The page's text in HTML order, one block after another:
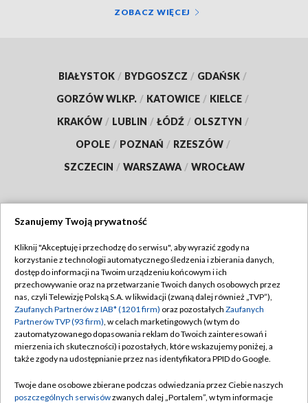
ZOBACZ WIĘCEJ
BIAŁYSTOK / BYDGOSZCZ / GDAŃSK /
GORZÓW WLKP. / KATOWICE / KIELCE /
KRAKÓW / LUBLIN / ŁÓDŹ / OLSZTYN /
OPOLE / POZNAŃ / RZESZÓW /
SZCZECIN / WARSZAWA / WROCŁAW
TVP
Abonament TVP
Emisja w TVP
Centrum informacji TVP
Naziemna Telewizja Cyfrowa
Rada Programowa
Regulamin TVP
Polityka prywatności
Moje zgody
Pomoc
Kontakt
Szanujemy Twoją prywatność
Kliknij "Akceptuję i przechodzę do serwisu", aby wyrazić zgody na
korzystanie z technologii automatycznego śledzenia i zbierania danych,
dostęp do informacji na Twoim urządzeniu końcowym i ich
przechowywanie oraz na przetwarzanie Twoich danych osobowych przez
nas, czyli Telewizję Polską S.A. w likwidacji (zwaną dalej również „TVP”),
Zaufanych Partnerów z IAB* (1201 firm) oraz pozostałych Zaufanych
Partnerów TVP (93 firm), w celach marketingowych (w tym do
zautomatyzowanego dopasowania reklam do Twoich zainteresowań i
mierzenia ich skuteczności) i pozostałych, które wskazujemy poniżej, a
także zgody na udostępnianie przez nas identyfikatora PPID do Google.
Twoje dane osobowe zbierane podczas odwiedzania przez Ciebie naszych
poszczególnych serwisówzwanych dalej „Portalem”, w tym informacje